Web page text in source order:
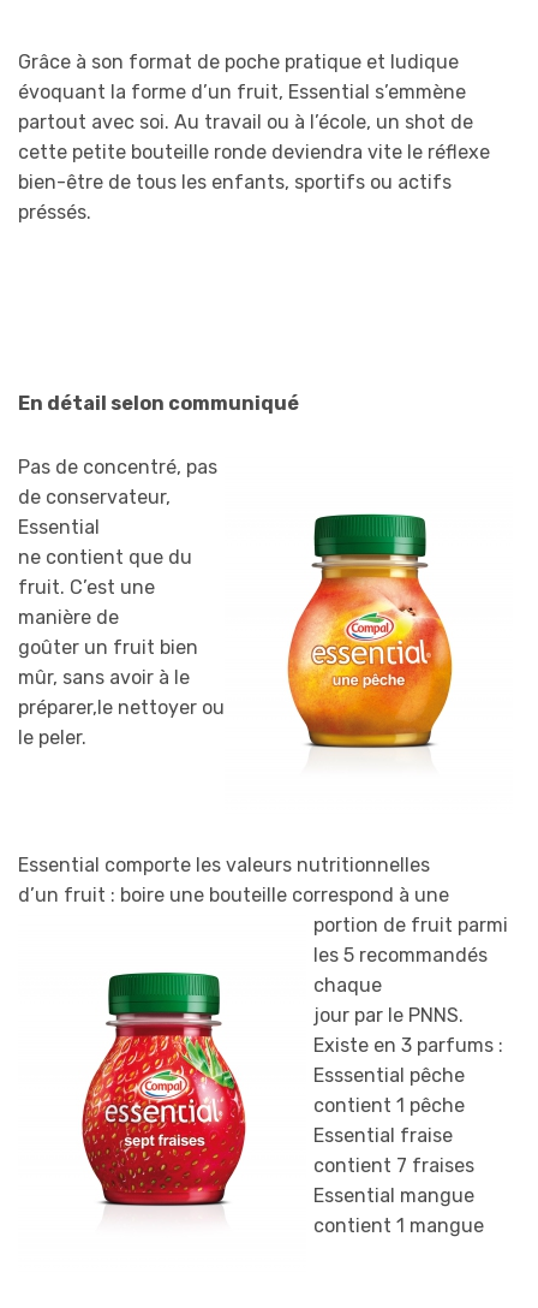
Grâce à son format de poche pratique et ludique
évoquant la forme d’un fruit, Essential s’emmène
partout avec soi. Au travail ou à l’école, un shot de
cette petite bouteille ronde deviendra vite le réflexe
bien-être de tous les enfants, sportifs ou actifs
préssés.
En détail selon communiqué
Pas de concentré, pas
de conservateur,
Essential
ne contient que du
fruit. C’est une
manière de
goûter un fruit bien
mûr, sans avoir à le
préparer,le nettoyer ou
le peler.
Essential comporte les valeurs nutritionnelles
d’un fruit : boire une bouteille correspond à une
portion de fruit parmi
les 5 recommandés
chaque
jour par le PNNS.
Existe en 3 parfums :
Esssential pêche
contient 1 pêche
Essential fraise
contient 7 fraises
Essential mangue
contient 1 mangue